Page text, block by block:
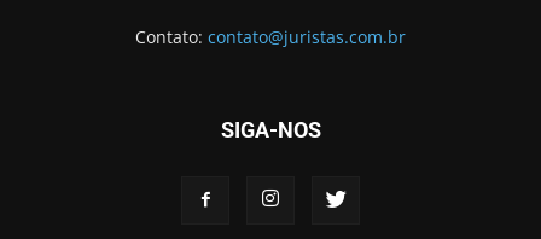
Contato: contato@juristas.com.br
SIGA-NOS